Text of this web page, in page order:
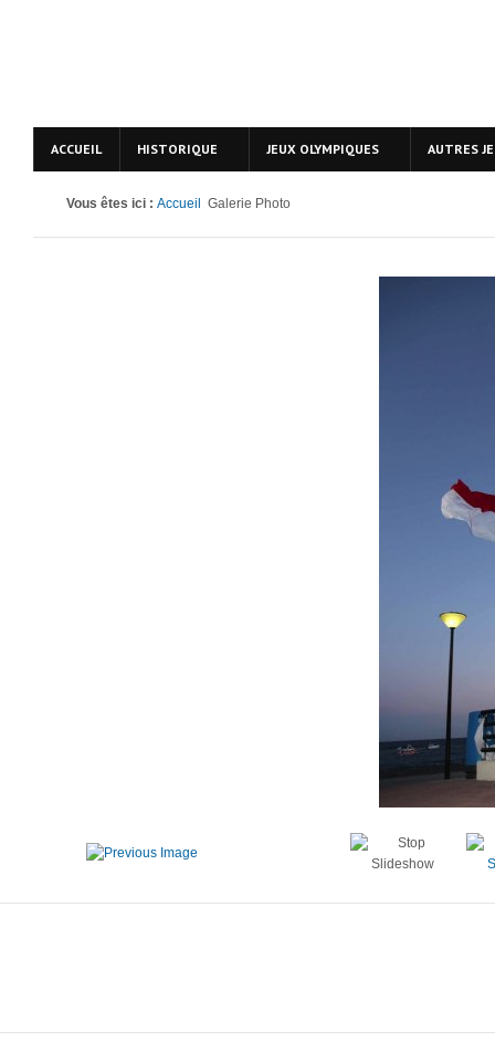
ACCUEIL HISTORIQUE JEUX OLYMPIQUES AUTRES
Vous êtes ici : Accueil Galerie Photo